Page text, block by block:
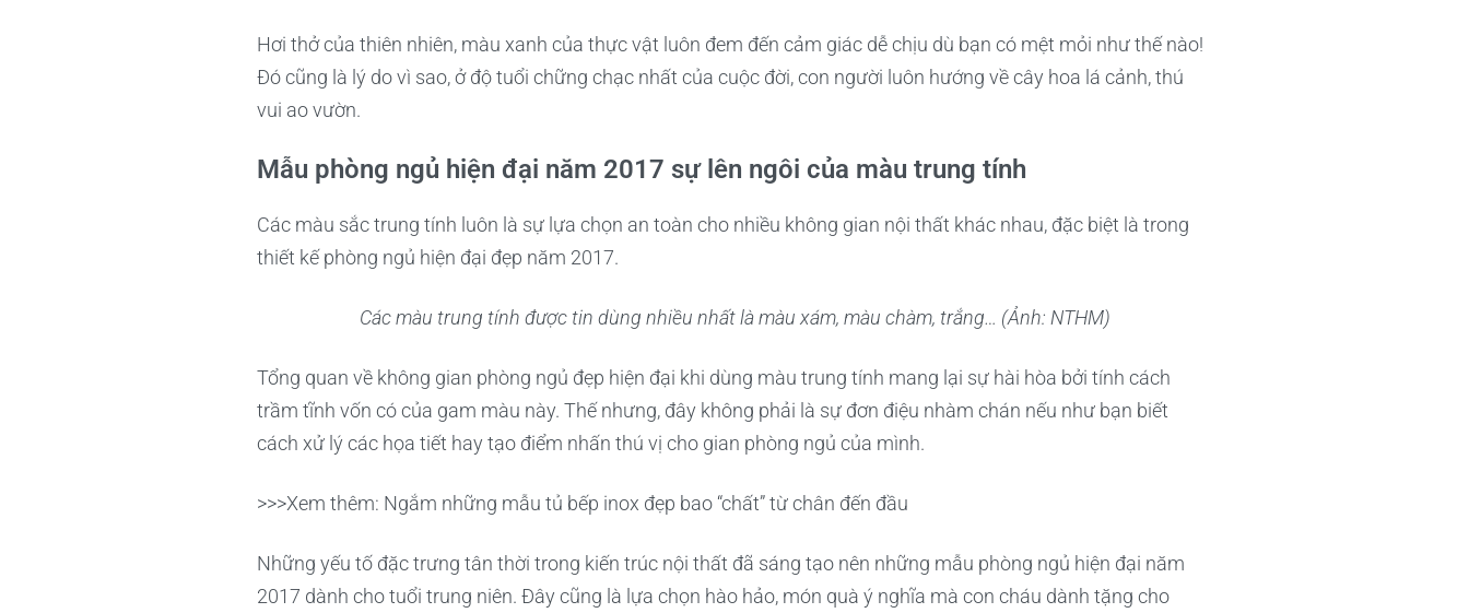
Hơi thở của thiên nhiên, màu xanh của thực vật luôn đem đến cảm giác dễ chịu dù bạn có mệt mỏi như thế nào!
Đó cũng là lý do vì sao, ở độ tuổi chững chạc nhất của cuộc đời, con người luôn hướng về cây hoa lá cảnh, thú
vui ao vườn.
Mẫu phòng ngủ hiện đại năm 2017 sự lên ngôi của màu trung tính
Các màu sắc trung tính luôn là sự lựa chọn an toàn cho nhiều không gian nội thất khác nhau, đặc biệt là trong
thiết kế phòng ngủ hiện đại đẹp năm 2017.
Các màu trung tính được tin dùng nhiều nhất là màu xám, màu chàm, trắng… (Ảnh: NTHM)
Tổng quan về không gian phòng ngủ đẹp hiện đại khi dùng màu trung tính mang lại sự hài hòa bởi tính cách
trầm tĩnh vốn có của gam màu này. Thế nhưng, đây không phải là sự đơn điệu nhàm chán nếu như bạn biết
cách xử lý các họa tiết hay tạo điểm nhấn thú vị cho gian phòng ngủ của mình.
>>>Xem thêm: Ngắm những mẫu tủ bếp inox đẹp bao “chất” từ chân đến đầu
Những yếu tố đặc trưng tân thời trong kiến trúc nội thất đã sáng tạo nên những mẫu phòng ngủ hiện đại năm
2017 dành cho tuổi trung niên. Đây cũng là lựa chọn hào hảo, món quà ý nghĩa mà con cháu dành tặng cho